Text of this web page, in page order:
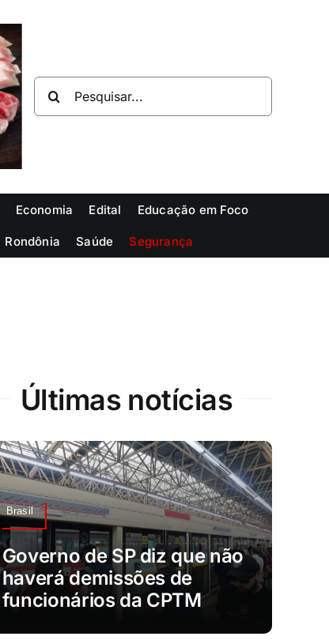
resultados
Economia Edital Educação em Foco
Rondônia Saúde Segurança
Últimas notícias
Brasil
Governo de SP diz que não
haverá demissões de
funcionários da CPTM